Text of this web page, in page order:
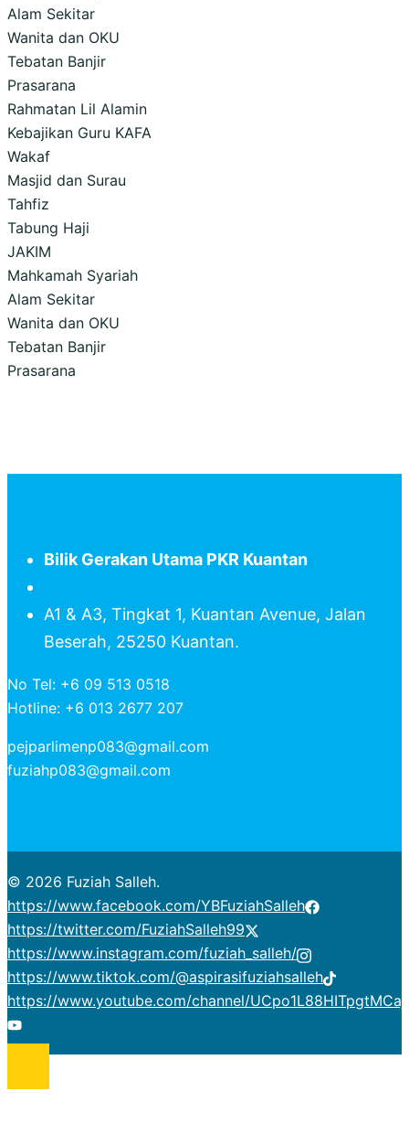
Alam Sekitar
Wanita dan OKU
Tebatan Banjir
Prasarana
Rahmatan Lil Alamin
Kebajikan Guru KAFA
Wakaf
Masjid dan Surau
Tahfiz
Tabung Haji
JAKIM
Mahkamah Syariah
Alam Sekitar
Wanita dan OKU
Tebatan Banjir
Prasarana
Bilik Gerakan Utama PKR Kuantan
A1 & A3, Tingkat 1, Kuantan Avenue, Jalan
Beserah, 25250 Kuantan.
No Tel: +6 09 513 0518
Hotline: +6 013 2677 207
pejparlimenp083@gmail.com
fuziahp083@gmail.com
© 2026 Fuziah Salleh.
https://www.facebook.com/YBFuziahSalleh
https://twitter.com/FuziahSalleh99
https://www.instagram.com/fuziah_salleh/
https://www.tiktok.com/@aspirasifuziahsalleh
https://www.youtube.com/channel/